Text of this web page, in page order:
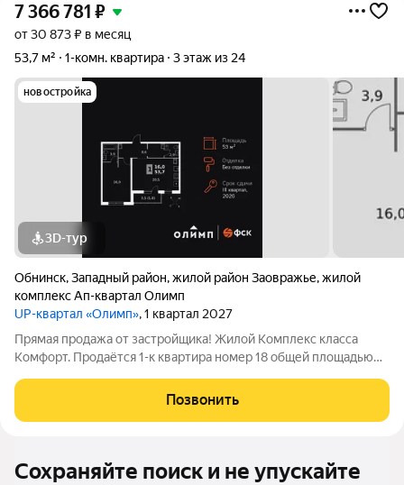
7 366 781 ₽
от 30 873 ₽ в месяц
53,7 м²
1-комн. квартира 3 этаж из 24
новостройка
3D-тур
Обнинск,Западный район,жилой район Заовражье,жилой
комплекс Ап-квартал Олимп
UP-квартал «Олимп», 1 квартал 2027
Прямая продажа от застройщика! Жилой Комплекс класса
Комфорт. Продаётся 1-к квартира номер 18 общей площадью
Организуем показ в удобное для вас время! Квартира без
отделки - чистый холст для
Позвонить
Сохраняйте поиск и не упускайте